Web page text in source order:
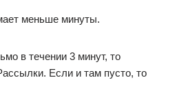
меньше минуты.
в течении 3 минут, то
Если и там пусто, то